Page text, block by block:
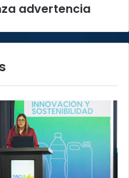
advertencia